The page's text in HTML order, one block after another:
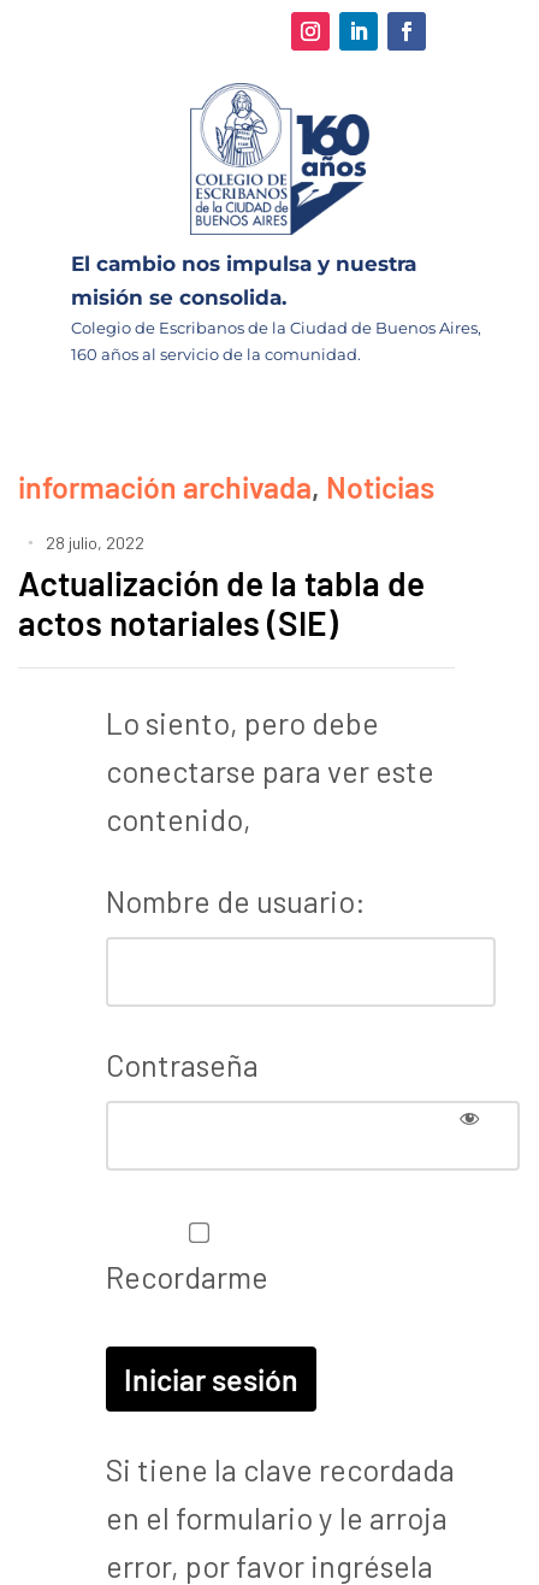
El cambio nos impulsa y nuestra
misión se consolida.
Colegio de Escribanos de la Ciudad de Buenos Aires,
160 años al servicio de la comunidad.
información archivada, Noticias
28 julio, 2022
Actualización de la tabla de
actos notariales (SIE)
Lo siento, pero debe
conectarse para ver este
contenido,
Nombre de usuario:
Contraseña
Recordarme
Si tiene la clave recordada
en el formulario y le arroja
error, por favor ingrésela